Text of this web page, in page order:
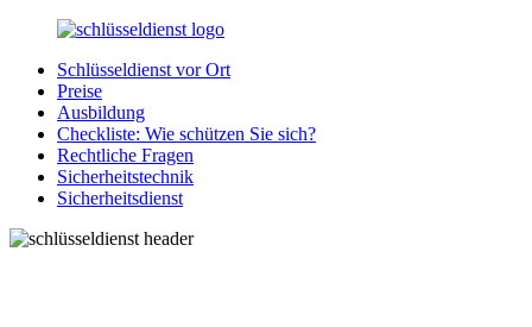
Zurück
Inhalt
SchluesseldienstDirekt.de
Ihre
Notlage
wird
gelöst!
Schlüsseldienst vor Ort
Preise
Ausbildung
Checkliste: Wie schützen Sie sich?
Rechtliche Fragen
Sicherheitstechnik
Sicherheitsdienst